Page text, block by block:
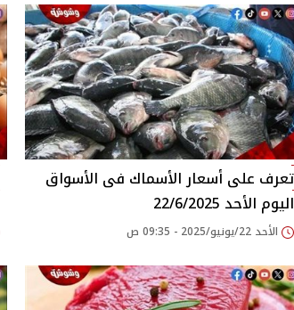
اليوم الأحد 22/6/2025
الأحد 22/يونيو/2025 - 09:35 ص